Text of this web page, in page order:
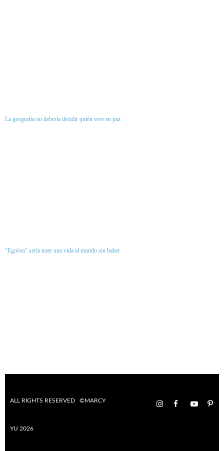
La geografía no debería decidir quién vive en paz
“Egoísta” sería traer una vida al mundo sin haber
ALL RIGHTS RESERVED ©MARCY
YU 2026